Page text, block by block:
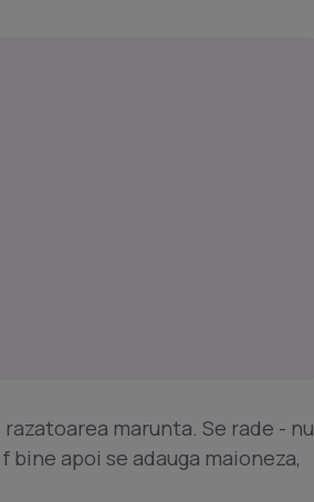
marunta. Se rade - nu
apoi se adauga maioneza,